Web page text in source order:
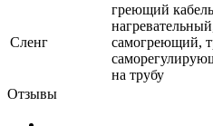
Сленг
греющий
самогреющий,
на трубу
Отзывы